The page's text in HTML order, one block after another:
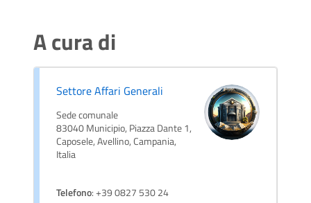
A cura di
Settore Affari Generali
Sede comunale
83040 Municipio, Piazza Dante 1,
Caposele, Avellino, Campania,
Italia
Telefono: +39 0827 530 24